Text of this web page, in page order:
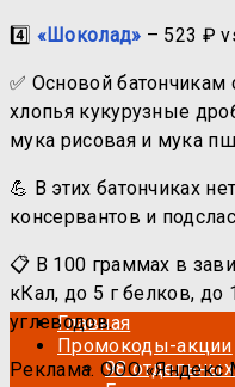
Главная
Промокоды-акции
98
4️⃣ «Шоколад» – 523 ₽
✅ Основой батончикам
хлопья кукурузные
мука рисовая и мука
💪 В этих батончиках
консервантов и
📋 В 100 граммах в
кКал, до 5 г белков, до
углеводов.
Реклама. ООО «Яндекс